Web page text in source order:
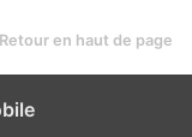
Retour en haut de page